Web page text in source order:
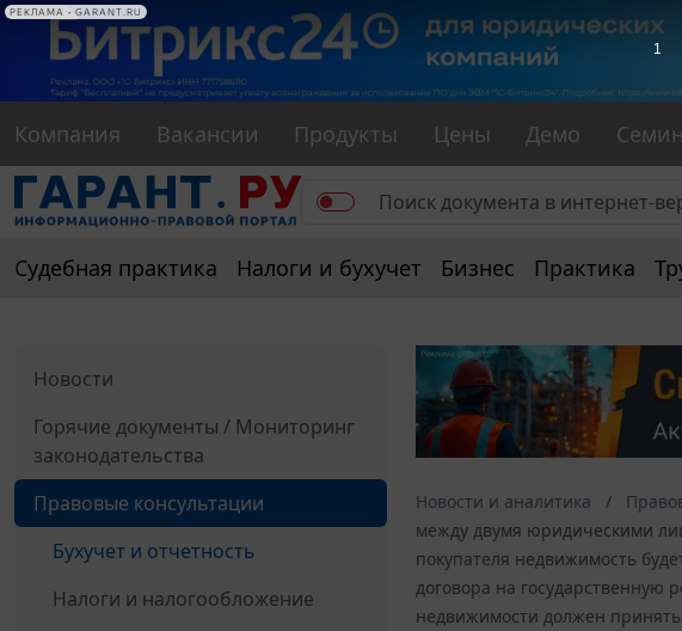
РЕКЛАМА
Компания Вакансии Продукты Цены Демо
Судебная практика Налоги и бухучет Бизнес Практика
Новости
Горячие документы / Мониторинг
законодательства
Правовые консультации
Бухучет и отчетность
Налоги и налогообложение
Новости и аналитика
между двумя юридическими
покупателя недвижимость
договора на государственную
недвижимости должен принять
1
РЕКЛАМА • GARANT.RU